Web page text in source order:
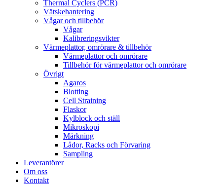
Thermal Cyclers (PCR)
Vätskehantering
Vågar och tillbehör
Vågar
Kalibreringsvikter
Värmeplattor, omrörare & tillbehör
Värmeplattor och omrörare
Tillbehör för värmeplattor och omrörare
Övrigt
Agaros
Blotting
Cell Straining
Flaskor
Kylblock och ställ
Mikroskopi
Märkning
Lådor, Racks och Förvaring
Sampling
Leverantörer
Om oss
Kontakt